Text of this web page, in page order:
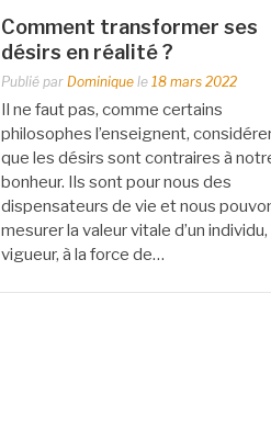
Comment transformer ses
désirs en réalité ?
Publié par Dominique le 18 mars 2022
Il ne faut pas, comme certains
philosophes l’enseignent,
que les désirs sont contraires à
bonheur. Ils sont pour nous des
dispensateurs de vie et nous
mesurer la valeur vitale d’un individu,
vigueur, à la force de…